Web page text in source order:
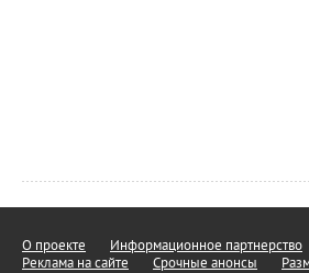
О проекте Информационное партнерство
Реклама на сайте
Срочные анонсы